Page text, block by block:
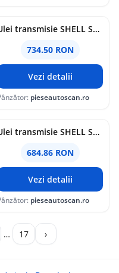
Ulei transmisie SHELL SPIRAX S3 AX 80W90 20L
734.50 RON
Vezi detalii
pieseautoscan.ro
Ulei transmisie SHELL SPIRAX S2 A 80W90 20L
684.86 RON
Vezi detalii
pieseautoscan.ro
… 17 ›